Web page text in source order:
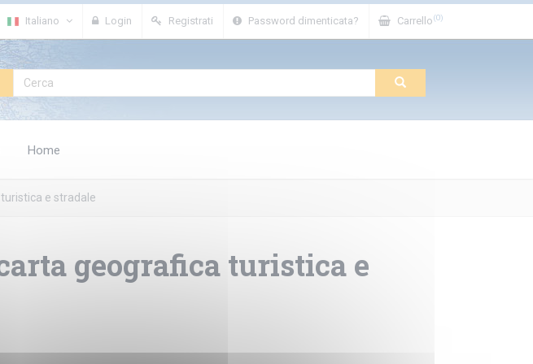
Italiano Login Registrati Password dimenticata? Carrello(0)
Home
e stradale
geografica turistica e